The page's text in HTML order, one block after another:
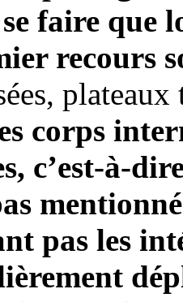
faire que
recours
corps
c’est-à-
pas les